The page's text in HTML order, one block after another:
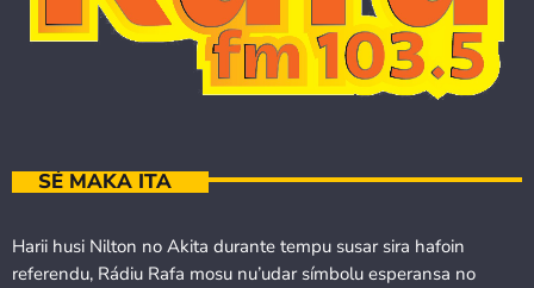
SÉ MAKA ITA
Harii husi Nilton no Akita durante tempu susar sira hafoin
referendu, Rádiu Rafa mosu nu’udar símbolu esperansa no